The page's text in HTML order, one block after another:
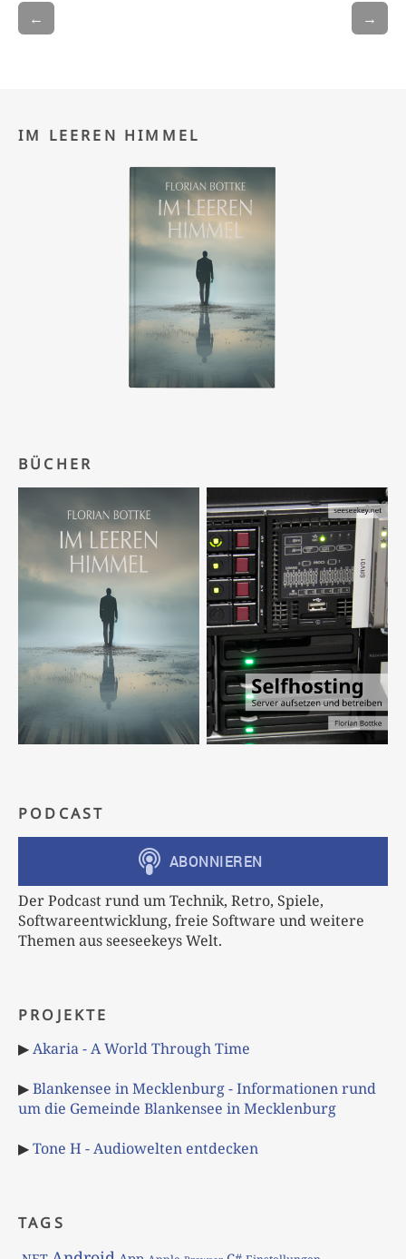
← →
IM LEEREN HIMMEL
BÜCHER
PODCAST
Der Podcast rund um Technik, Retro, Spiele,
Softwareentwicklung, freie Software und weitere
Themen aus seeseekeys Welt.
PROJEKTE
▶Akaria - A World Through Time
▶Blankensee in Mecklenburg - Informationen rund
um die Gemeinde Blankensee in Mecklenburg
▶Tone H - Audiowelten entdecken
TAGS